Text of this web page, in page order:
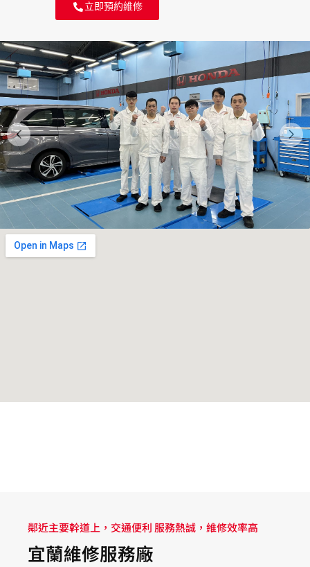
立即預約維修
鄰近主要幹道上，交通便利 服務熱誠，維修效率高
宜蘭維修服務廠